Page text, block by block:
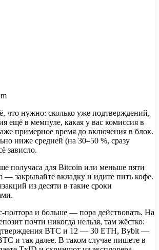
что нужно: сколько уже подтверждений,
ещё в мемпуле, какая у вас комиссия в
примерное время до включения в блок.
ниже средней (на 30–50 %, сразу
зависло.
получаса для Bitcoin или меньше пяти
— закрывайте вкладку и идите пить кофе.
из десяти в такие сроки
полтора и больше — пора действовать. На
почти никогда нельзя, там жёстко:
BTC и 12 — 30 ETH, Bybit —
и так далее. В таком случае пишете в